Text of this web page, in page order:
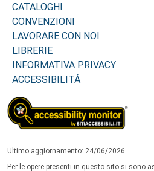
CATALOGHI
CONVENZIONI
LAVORARE CON NOI
LIBRERIE
INFORMATIVA PRIVACY
ACCESSIBILITÁ
Ultimo aggiornamento: 24/06/2026
Per le opere presenti in questo sito si sono